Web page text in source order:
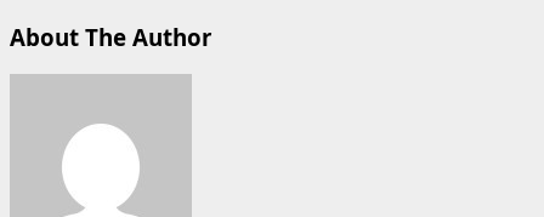
About The Author